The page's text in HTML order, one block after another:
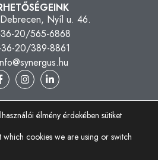
Nyíl u. 46.
20/565-6868
20/389-8861
© 2026 Minden jog fenntartva.
élmény érdekében sütiket
cookies we are using or switch